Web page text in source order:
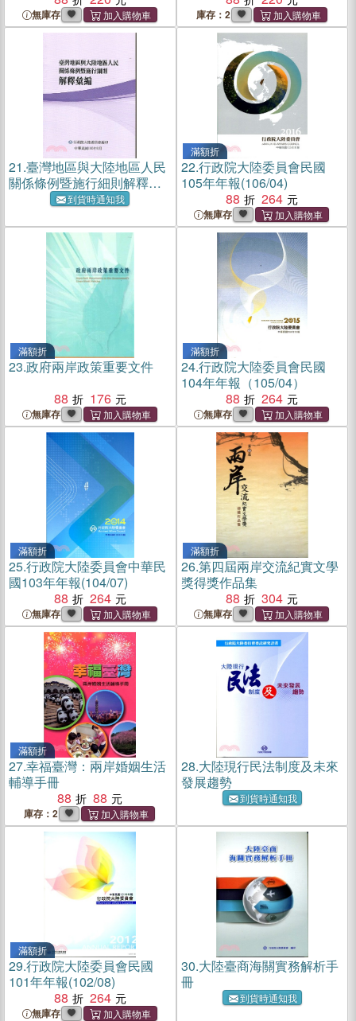
無庫存 庫存：2
21.臺灣地區與大陸地區人民
關係條例暨施行細則解釋彙
到貨時通知我
滿額折
22.行政院大陸委員會民國
105年年報(106/04)
88
264
無庫存
滿額折
23.政府兩岸政策重要文件
88
176
無庫存
滿額折
24.行政院大陸委員會民國
104年年報（105/04）
88
264
無庫存
滿額折
25.行政院大陸委員會中華民
國103年年報(104/07)
88
264
無庫存
滿額折
26.第四屆兩岸交流紀實文學
獎得獎作品集
88
304
無庫存
滿額折
27.幸福臺灣：兩岸婚姻生活
輔導手冊
88
88
庫存：2
28.大陸現行民法制度及未來
發展趨勢
到貨時通知我
滿額折
29.行政院大陸委員會民國
101年年報(102/08)
88
264
無庫存
30.大陸臺商海關實務解析手
冊
到貨時通知我